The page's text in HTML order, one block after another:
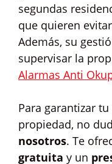
segundas
que quieren
Además, su
supervisar la
Alarmas Anti
Para garantizar
propiedad, no
nosotros. Te
gratuita y un